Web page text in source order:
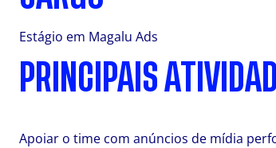
Estágio em Magalu Ads
PRINCIPAIS
Apoiar o time com anúncios de mídia